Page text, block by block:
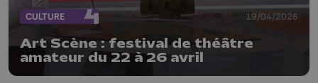
CULTURE 19/04/2026
Art Scène : festival de théâtre
amateur du 22 à 26 avril